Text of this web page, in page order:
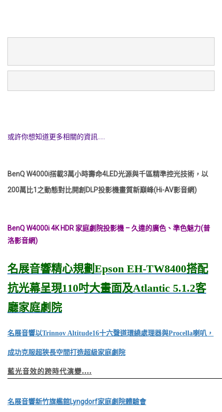
或許你想知道更多相關的資訊.....
BenQ W4000i搭載3萬小時壽命4LED光源與千區精準控光技術，以
200萬比1之動態對比開創DLP投影機畫質新巔峰(Hi-AV影音網)
BenQ W4000i 4K HDR 家庭劇院投影機 – 久違的廣色、準色魅力(普
洛影音網)
名展音響精心規劃Epson EH-TW8400搭配
抗光幕呈現110吋大畫面及Atlantic 5.1.2客
廳家庭劇院
名展音響以Trinnov Altitude16十六聲道環繞處理器與Procella喇叭，
成功克服超狹長空間打造超級家庭劇院
藍光音效的跨時代演變....
名展音響新竹旗艦館Lyngdorf家庭劇院體驗會